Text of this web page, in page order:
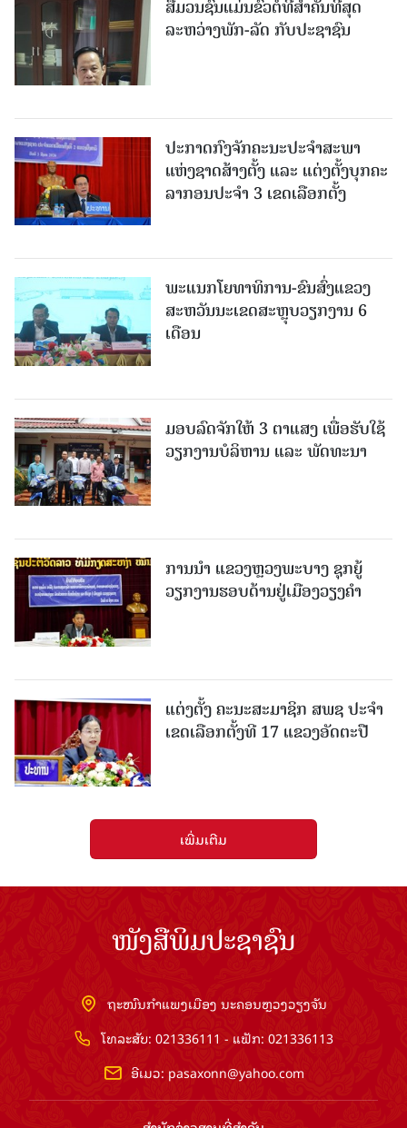
ສື່ມວນຊົນແມ່ນຂົວຕໍ່ທີ່ສໍາຄັນທີ່ສຸດ
ລະຫວ່າງພັກ-ລັດ ກັບປະຊາຊົນ
ປະກາດກົງຈັກຄະນະປະຈໍາສະພາ
ແຫ່ງຊາດສ້າງຕັ້ງ ແລະ ແຕ່ງຕັ້ງບຸກຄະ
ລາກອນປະຈໍາ 3 ເຂດເລືອກຕັ້ງ
ພະແນກໂຍທາທິການ-ຂົນສົ່ງແຂວງ
ສະຫວັນນະເຂດສະຫຼຸບວຽກງານ 6
ເດືອນ
ມອບລົດຈັກໃຫ້ 3 ຕາແສງ ເພື່ອຮັບໃຊ້
ວຽກງານບໍລິຫານ ແລະ ພັດທະນາ
ການນຳ ແຂວງຫຼວງພະບາງ ຊຸກຍູ້
ວຽກງານຮອບດ້ານຢູ່ເມືອງວຽງຄໍາ
ແຕ່ງຕັ້ງ ຄະນະສະມາຊິກ ສພຊ ປະຈຳ
ເຂດເລືອກຕັ້ງທີ 17 ແຂວງອັດຕະປື
ເພີ່ມເຕີມ
ໜັງສືພິມປະຊາຊົນ
ຖະໜົນກຳແພງເມືອງ ນະຄອນຫຼວງວຽງຈັນ
ໂທລະສັບ: 021336111 - ແຟັກ: 021336113
ອີເມວ: pasaxonn@yahoo.com